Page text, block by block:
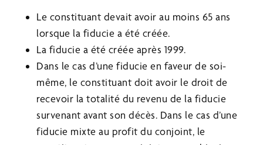
Le constituant devait avoir au moins 65 ans
lorsque la fiducie a été créée.
La fiducie a été créée après 1999.
Dans le cas d’une fiducie en faveur de soi-
même, le constituant doit avoir le droit de
recevoir la totalité du revenu de la fiducie
survenant avant son décès. Dans le cas d’une
fiducie mixte au profit du conjoint, le